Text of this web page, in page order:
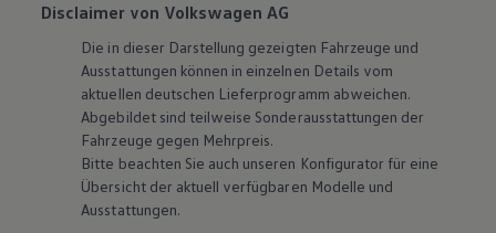
Disclaimer von Volkswagen AG
Die in dieser Darstellung gezeigten Fahrzeuge und
Ausstattungen können in einzelnen Details vom
aktuellen deutschen Lieferprogramm abweichen.
Abgebildet sind teilweise Sonderausstattungen der
Fahrzeuge gegen Mehrpreis.
Bitte beachten Sie auch unseren Konfigurator für eine
Übersicht der aktuell verfügbaren Modelle und
Ausstattungen.